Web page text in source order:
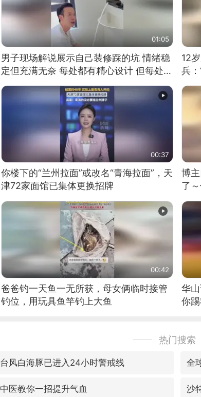
01:05
男子现场解说展示自己装修踩的坑 情绪稳
定但充满无奈 每处都有精心设计 但每处都
有瑕疵 网友：一开始我没笑 但看到洗手盆
我没绷住
12
兵
00:37
你楼下的“兰州拉面”或改名“青海拉面”，天
津72家面馆已集体更换招牌
博
了
位
日电
00:42
爸爸钓一天鱼一无所获，母女俩临时接管
钓位，用玩具鱼竿钓上大鱼
华
你
热门搜索
台风白海豚已进入24小时警戒线 全
中医教你一招提升气血 沙